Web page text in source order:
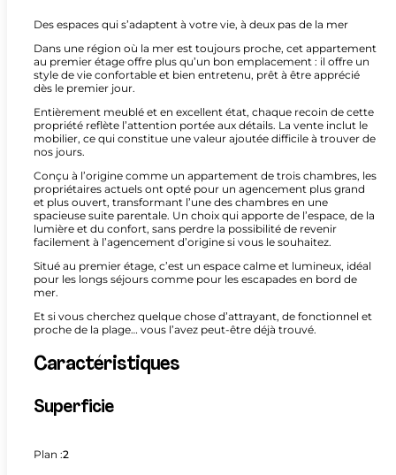
Des espaces qui s’adaptent à votre vie, à deux pas de la mer
Dans une région où la mer est toujours proche, cet appartement
au premier étage offre plus qu’un bon emplacement : il offre un
style de vie confortable et bien entretenu, prêt à être apprécié
dès le premier jour.
Entièrement meublé et en excellent état, chaque recoin de cette
propriété reflète l’attention portée aux détails. La vente inclut le
mobilier, ce qui constitue une valeur ajoutée difficile à trouver de
nos jours.
Conçu à l’origine comme un appartement de trois chambres, les
propriétaires actuels ont opté pour un agencement plus grand
et plus ouvert, transformant l’une des chambres en une
spacieuse suite parentale. Un choix qui apporte de l’espace, de la
lumière et du confort, sans perdre la possibilité de revenir
facilement à l’agencement d’origine si vous le souhaitez.
Situé au premier étage, c’est un espace calme et lumineux, idéal
pour les longs séjours comme pour les escapades en bord de
mer.
Et si vous cherchez quelque chose d’attrayant, de fonctionnel et
proche de la plage… vous l’avez peut-être déjà trouvé.
Caractéristiques
Superficie
Plan :2